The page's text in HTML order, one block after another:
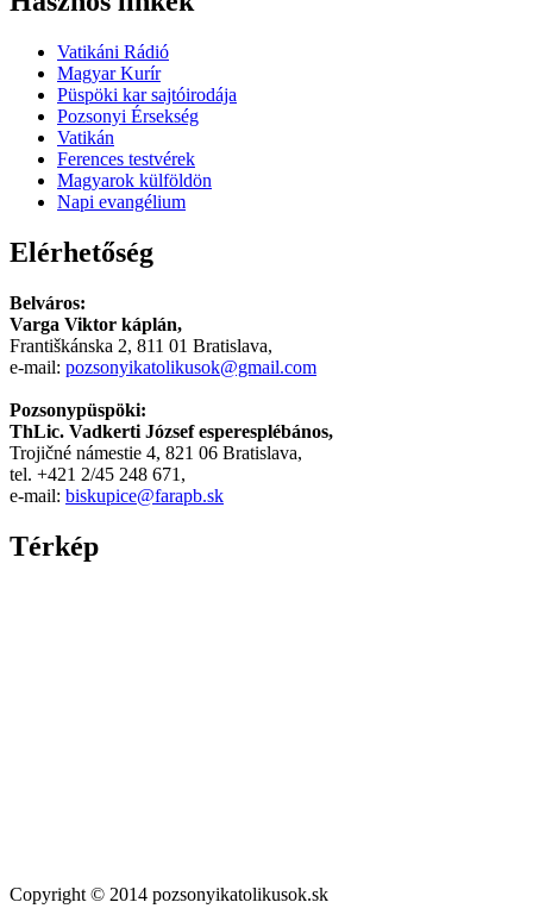
Blue
سكس
سكس
مترجم
سكس
مصري
Arab
Vatikáni Rádió
Magyar Kurír
Püspöki kar sajtóirodája
Pozsonyi Érsekség
Vatikán
Ferences testvérek
Magyarok külföldön
Napi evangélium
Elérhetőség
Belváros:
Varga Viktor káplán,
Františkánska 2, 811 01 Bratislava,
e-mail: pozsonyikatolikusok@gmail.com
Pozsonypüspöki:
ThLic. Vadkerti József esperesplébános,
Trojičné námestie 4, 821 06 Bratislava,
tel. +421 2/45 248 671,
e-mail: biskupice@farapb.sk
Térkép
Copyright © 2014 pozsonyikatolikusok.sk